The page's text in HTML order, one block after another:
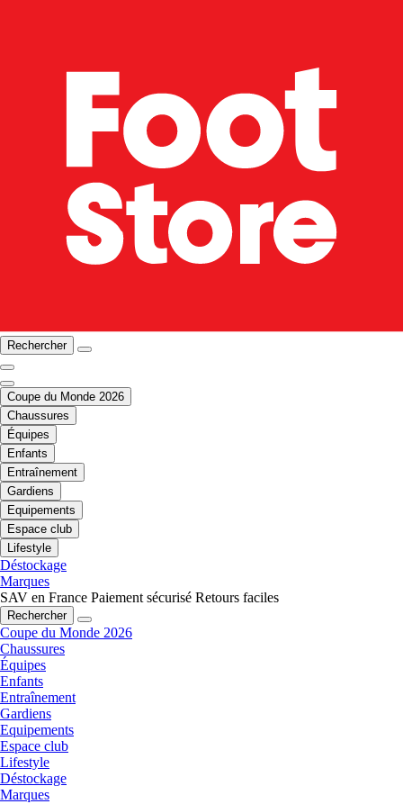
Rechercher
Coupe du Monde 2026
Chaussures
Équipes
Enfants
Entraînement
Gardiens
Equipements
Espace club
Lifestyle
Déstockage
Marques
SAV en France Paiement sécurisé Retours faciles
Rechercher
Coupe du Monde 2026
Chaussures
Équipes
Enfants
Entraînement
Gardiens
Equipements
Espace club
Lifestyle
Déstockage
Marques